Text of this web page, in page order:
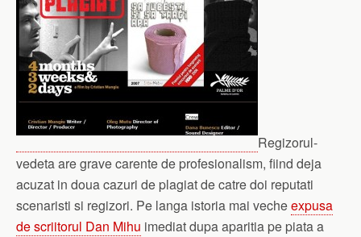
Regizorul-
vedeta are grave carente de profesionalism, fiind deja
acuzat in doua cazuri de plagiat de catre doi reputati
scenaristi si regizori. Pe langa istoria mai vecheexpusa
de scriitorul Dan Mihu imediat dupa aparitia pe piata a